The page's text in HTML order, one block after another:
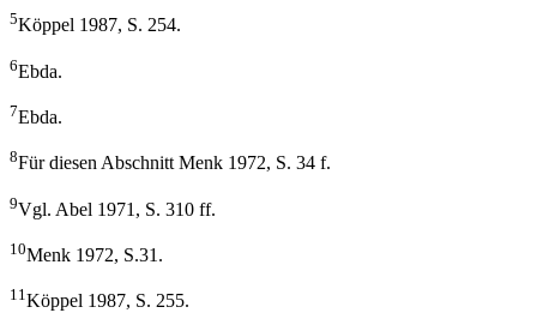
5Köppel 1987, S. 254.
6Ebda.
7Ebda.
8Für diesen Abschnitt Menk 1972, S. 34 f.
9Vgl. Abel 1971, S. 310 ff.
10Menk 1972, S.31.
11Köppel 1987, S. 255.